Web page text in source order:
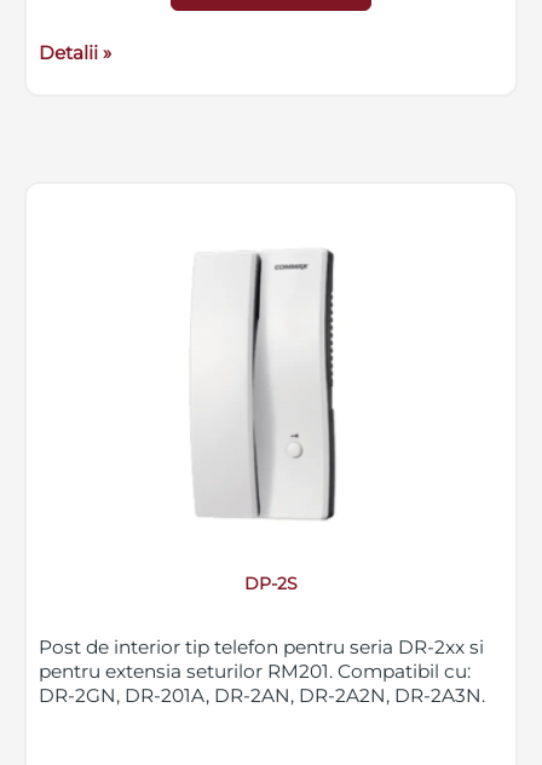
Detalii »
DP-2S
Post de interior tip telefon pentru seria DR-2xx si
pentru extensia seturilor RM201. Compatibil cu:
DR-2GN, DR-201A, DR-2AN, DR-2A2N, DR-2A3N.